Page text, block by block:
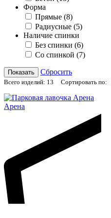
Форма
Прямые (8)
Радиусные (5)
Наличие спинки
Без спинки (6)
Со спинкой (7)
Показать Сбросить
Всего изделий: 13 Сортировать по:
Арена